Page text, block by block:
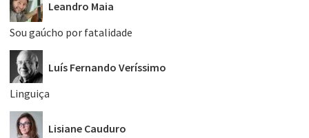
Leandro Maia
Sou gaúcho por fatalidade
Luís Fernando Veríssimo
Linguiça
Lisiane Cauduro